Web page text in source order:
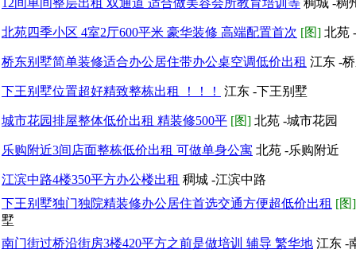
12间单间整层出租 双通道 适合做美容会所教育培训等 稠城 -稠
北苑四季小区 4室2厅600平米 豪华装修 高端配置首次 [图] 北苑
桥东别墅简单装修适合办公居住带办公桌空调低价出租 江东 -
下王别墅位置超好精致整栋出租 ！！！ 江东 -下王别墅
城市花园排屋整体低价出租 精装修500平 [图] 北苑 -城市花园
乐购附近3间店面整栋低价出租 可做单身公寓 北苑 -乐购附近
江滨中路4楼350平方办公楼出租 稠城 -江滨中路
下王别墅独门独院精装修办公居住首选交通方便超低价出租 [图]
墅
南门街过桥沿街房3楼420平方之前是做培训 辅导 繁华地 江东 -